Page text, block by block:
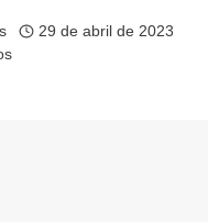
29 de abril de 2023